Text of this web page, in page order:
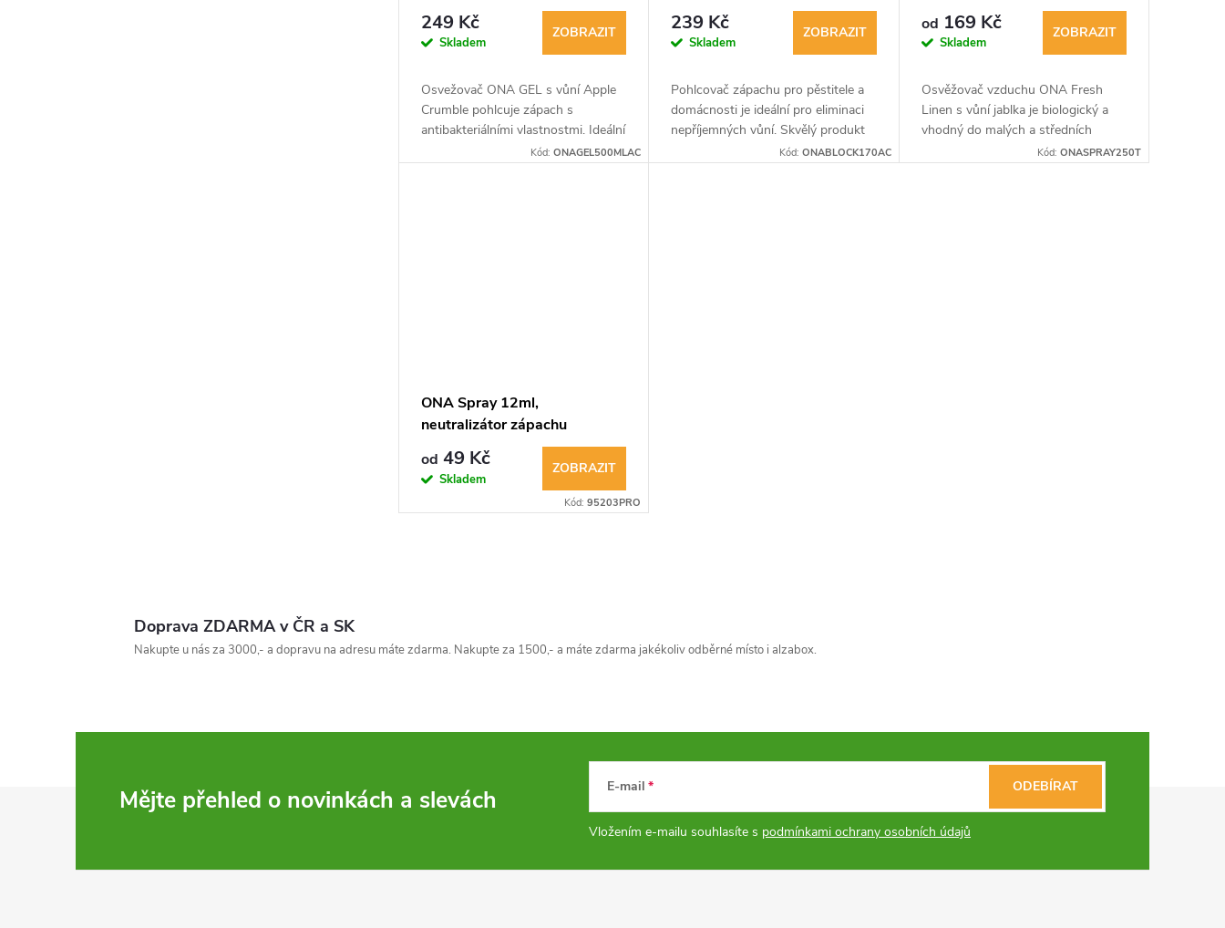
249 Kč
Skladem
ZOBRAZIT
Osvežovač ONA GEL s vůní Apple
Crumble pohlcuje zápach s
antibakteriálními vlastnostmi. Ideální
do domácností a pro pěstitele.
Kód:ONAGEL500MLAC
239 Kč
Skladem
ZOBRAZIT
Pohlcovač zápachu pro pěstitele a
domácnosti je ideální pro eliminaci
nepříjemných vůní. Skvělý produkt
pro efektivní čištění vzduchu.
Kód: ONABLOCK170AC
od 169 Kč
Skladem
ZOBRAZIT
Osvěžovač vzduchu ONA Fresh
Linen s vůní jablka je biologický a
vhodný do malých a středních
prostor. Obsahuje rostlinné terpeny
Kód: ONASPRAY250T
ONA Spray 12ml,
neutralizátor zápachu
od 49 Kč
Skladem
ZOBRAZIT
Kód:95203PRO
l
d
c
p
Doprava ZDARMA v ČR a SK
Nakupte u nás za 3000,- a dopravu na adresu máte zdarma. Nakupte za 1500,- a máte zdarma jakékoliv odběrné místo i alzabox.
Mějte přehled o novinkách a slevách E-mail
Vložením e-mailu souhlasíte s podmínkami ochrany osobních údajů
ODEBÍRAT